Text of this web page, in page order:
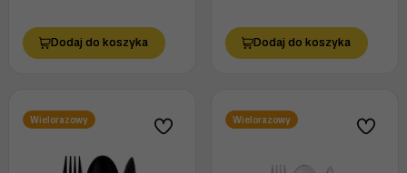
Dodaj do koszyka Dodaj do koszyka
Wielorazowy Wielorazowy